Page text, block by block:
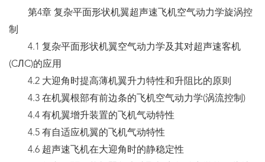
第4章 复杂平面形状机翼超声速飞机空气动力学旋涡控
制
4.1 复杂平面形状机翼空气动力学及其对超声速客机
(CЛC)的应用
4.2 大迎角时提高薄机翼升力特性和升阻比的原则
4.3 在机翼根部有前边条的飞机空气动力学(涡流控制)
4.4 有机翼增升装置的飞机气动特性
4.5 有自适应机翼的飞机气动特性
4.6 超声速飞机在大迎角时的静稳定性